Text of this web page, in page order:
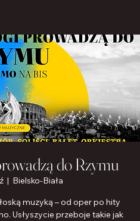
do Rzymu
  |
Bielsko-Biała
muzyką – od oper po hity
Usłyszycie przeboje takie jak